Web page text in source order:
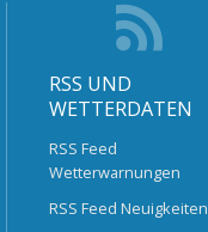
RSS UND
WETTERDATEN
RSS Feed
Wetterwarnungen
RSS Feed Neuigkeiten